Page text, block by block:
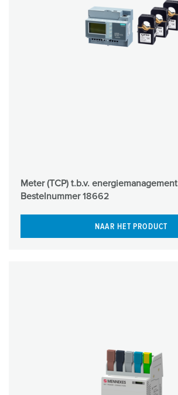
Meter (TCP) t.b.v. energiemanagement
Bestelnummer18662
NAAR HET PRODUCT